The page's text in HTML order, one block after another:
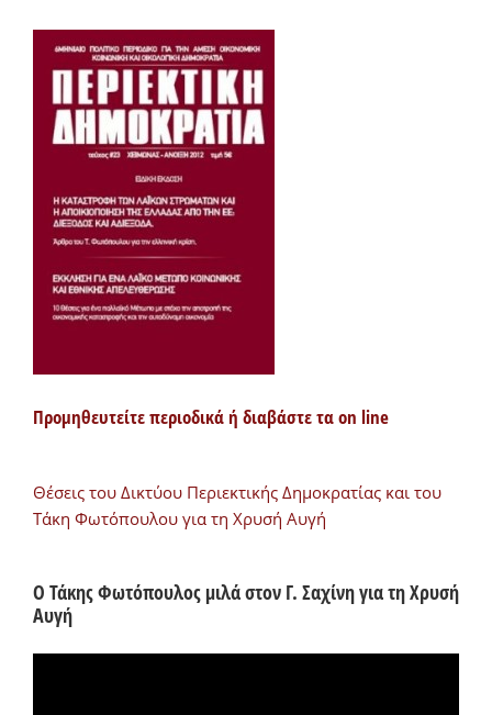
Προμηθευτείτε περιοδικά ή διαβάστε τα on line
Θέσεις του Δικτύου Περιεκτικής Δημοκρατίας και του
Τάκη Φωτόπουλου για τη Χρυσή Αυγή
Ο Τάκης Φωτόπουλος μιλά στον Γ. Σαχίνη για τη Χρυσή
Αυγή